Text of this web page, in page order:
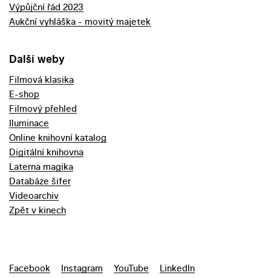
Výpůjční řád 2023
Aukční vyhláška - movitý majetek
Další weby
Filmová klasika
E-shop
Filmový přehled
Iluminace
Online knihovní katalog
Digitální knihovna
Laterna magika
Databáze šifer
Videoarchiv
Zpět v kinech
Facebook Instagram YouTube LinkedIn